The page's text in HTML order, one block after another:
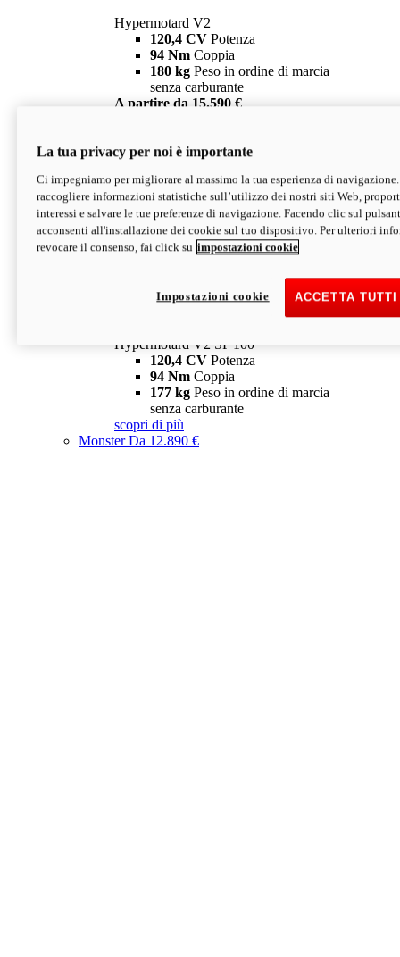
Hypermotard V2
120,4 CV Potenza
94 Nm Coppia
180 kg Peso in ordine di marcia
senza carburante
A partire da 15.590 €
V2 SP
Hypermotard V2 SP
120,4 CVPotenza
94 NmCoppia
177 kgPeso in ordine di marcia
senza carburante
Depotenziata 35 kW: 18.890 € i
configura scopri di più
Hypermotard V2 SP 100
120,4 CV Potenza
94 Nm Coppia
177 kg Peso in ordine di marcia
senza carburante
scopri di più
MonsterDa 12.890 €
La tua privacy per noi è importante
Ci impegniamo per migliorare al massimo la tua esperienza di
raccogliere informazioni statistiche sull’utilizzo dei nostri siti Web,
interessi e salvare le tue preferenze di navigazione. Facendo clic sul
acconsenti all'installazione dei cookie sul tuo dispositivo. Per ulteriori
revocare il consenso, fai click su impostazioni cookie
ACCETTA
Impostazioni cookie